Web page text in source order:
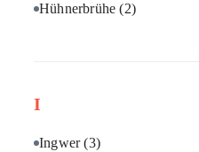
Hühnerbrühe(2)
I
Ingwer(3)